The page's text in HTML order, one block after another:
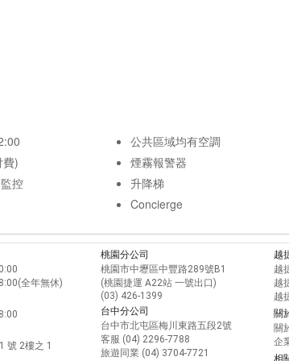
)
控
公共區域均有空調
煙霧報警器
升降梯
Concierge